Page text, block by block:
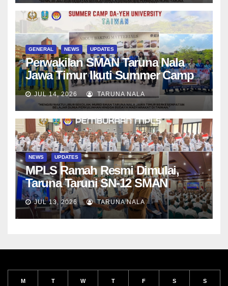
GENERAL NEWS UPDATES
Perwakilan SMAN Taruna Nala
Jawa Timur Ikuti Summer Camp
di Da-Yeh University, Taiwan
JUL 14, 2026 TARUNA NALA
NEWS UPDATES
MPLS Ramah Resmi Dimulai,
Taruna Taruni SN-12 SMAN
Taruna Nala Jawa Timur Siap
Menjalani Tahun Ajaran Baru
JUL 13, 2026 TARUNA NALA
M T W T F S S